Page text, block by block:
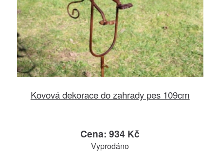
Kovová dekorace do zahrady pes 109cm
Cena: 934 Kč
Vyprodáno